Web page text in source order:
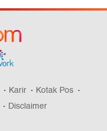
Karir
Kotak Pos
Disclaimer